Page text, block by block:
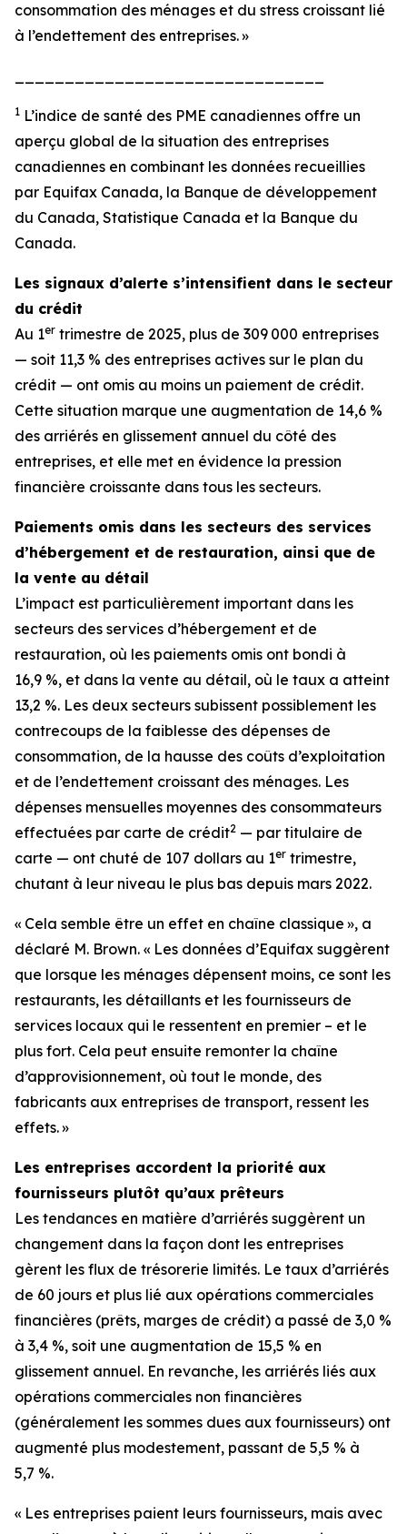
consommation des ménages et du stress croissant lié
à l’endettement des entreprises. »
1 L’indice de santé des PME canadiennes offre un
aperçu global de la situation des entreprises
canadiennes en combinant les données recueillies
par Equifax Canada, la Banque de développement
du Canada, Statistique Canada et la Banque du
Canada.
Les signaux d’alerte s’intensifient dans le secteur
du crédit
Au 1er trimestre de 2025, plus de 309 000 entreprises
— soit 11,3 % des entreprises actives sur le plan du
crédit — ont omis au moins un paiement de crédit.
Cette situation marque une augmentation de 14,6 %
des arriérés en glissement annuel du côté des
entreprises, et elle met en évidence la pression
financière croissante dans tous les secteurs.
Paiements omis dans les secteurs des services
d’hébergement et de restauration, ainsi que de
la vente au détail
L’impact est particulièrement important dans les
secteurs des services d’hébergement et de
restauration, où les paiements omis ont bondi à
16,9 %, et dans la vente au détail, où le taux a atteint
13,2 %. Les deux secteurs subissent possiblement les
contrecoups de la faiblesse des dépenses de
consommation, de la hausse des coûts d’exploitation
et de l’endettement croissant des ménages. Les
dépenses mensuelles moyennes des consommateurs
effectuées par carte de crédit2 — par titulaire de
carte — ont chuté de 107 dollars au 1er trimestre,
chutant à leur niveau le plus bas depuis mars 2022.
« Cela semble être un effet en chaîne classique », a
déclaré M. Brown. « Les données d’Equifax suggèrent
que lorsque les ménages dépensent moins, ce sont les
restaurants, les détaillants et les fournisseurs de
services locaux qui le ressentent en premier – et le
plus fort. Cela peut ensuite remonter la chaîne
d’approvisionnement, où tout le monde, des
fabricants aux entreprises de transport, ressent les
effets. »
Les entreprises accordent la priorité aux
fournisseurs plutôt qu’aux prêteurs
Les tendances en matière d’arriérés suggèrent un
changement dans la façon dont les entreprises
gèrent les flux de trésorerie limités. Le taux d’arriérés
de 60 jours et plus lié aux opérations commerciales
financières (prêts, marges de crédit) a passé de 3,0 %
à 3,4 %, soit une augmentation de 15,5 % en
glissement annuel. En revanche, les arriérés liés aux
opérations commerciales non financières
(généralement les sommes dues aux fournisseurs) ont
augmenté plus modestement, passant de 5,5 % à
5,7 %.
« Les entreprises paient leurs fournisseurs, mais avec